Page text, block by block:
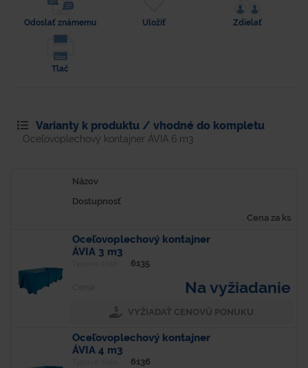
Odoslať známemu Uložiť Zdielať
Tlač
Varianty k produktu / vhodné do kompletu
Oceľovoplechový kontajner ÁVIA 6 m3
Názov
Dostupnosť
Cena za ks
Oceľovoplechový kontajner
ÁVIA 3 m3
6135
Na vyžiadanie
VYŽIADAŤ CENOVÚ PONUKU
Oceľovoplechový kontajner
ÁVIA 4 m3
6136